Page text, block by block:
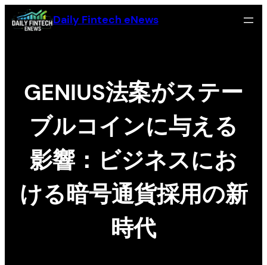
Skip
to
Daily Fintech eNews
GENIUS法案がステー
ブルコインに与える
影響：ビジネスにお
ける暗号通貨採用の新
時代